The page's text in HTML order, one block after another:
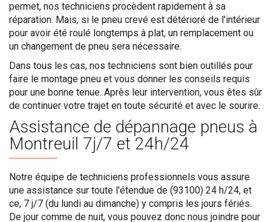
permet, nos techniciens procèdent rapidement à sa
réparation. Mais, si le pneu crevé est détérioré de l'intérieur
pour avoir été roulé longtemps à plat, un remplacement ou
un changement de pneu sera nécessaire.
Dans tous les cas, nos techniciens sont bien outillés pour
faire le montage pneu et vous donner les conseils requis
pour une bonne tenue. Après leur intervention, vous êtes sûr
de continuer votre trajet en toute sécurité et avec le sourire.
Assistance de dépannage pneus à
Montreuil 7j/7 et 24h/24
Notre équipe de techniciens professionnels vous assure
une assistance sur toute l'étendue de (93100) 24 h/24, et
ce, 7 j/7 (du lundi au dimanche) y compris les jours fériés.
De jour comme de nuit, vous pouvez donc nous joindre pour